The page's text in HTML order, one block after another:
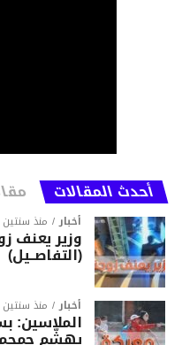
أحدث المقالات
أخبار منذ سنتين
وزير يعنف
(التفاصــيل)
أخبار منذ سنتين
الملاسين:
يهشّم